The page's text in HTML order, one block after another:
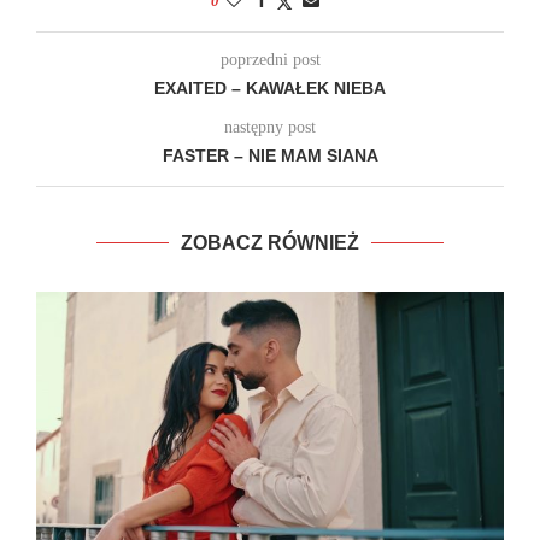
poprzedni post
EXAITED – KAWAŁEK NIEBA
następny post
FASTER – NIE MAM SIANA
ZOBACZ RÓWNIEŻ